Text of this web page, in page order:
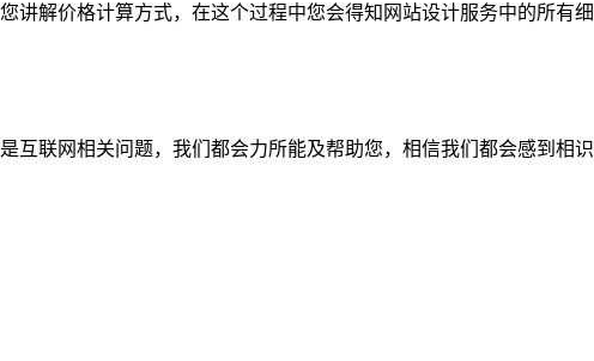
讲解价格计算方式，在这个过程中您会得知网站设计服务中的所有
互联网相关问题，我们都会力所能及帮助您，相信我们都会感到相